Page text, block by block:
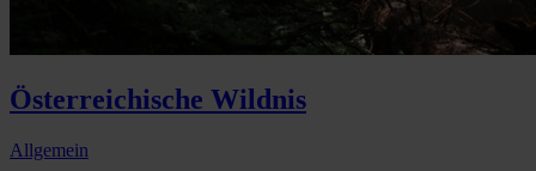
Österreichische Wildnis
Allgemein